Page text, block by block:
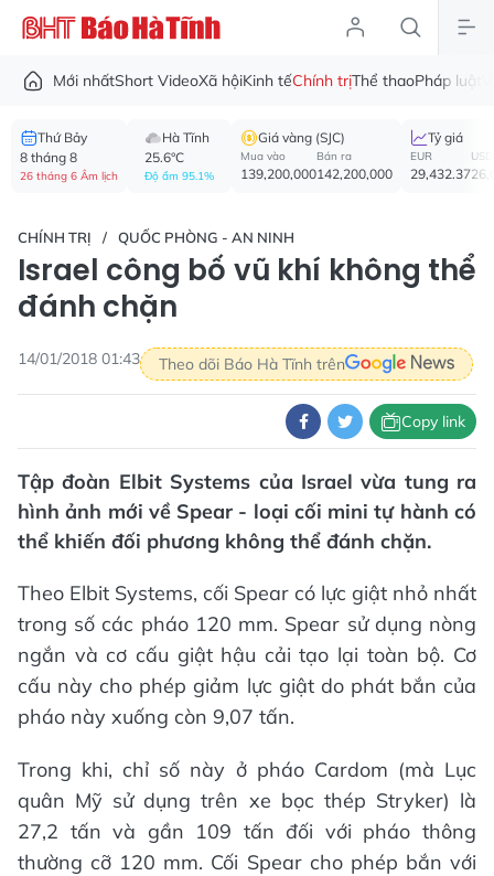
Mới nhấtShort VideoXã hộiKinh tếChính trịThể thaoPháp luật
Thứ Bảy
8 tháng 8
26 tháng 6 Âm lịch
Hà Tĩnh
25.6°C
Độ ẩm 95.1%
Giá vàng (SJC)
Mua vào
139,200,000
Bán ra
142,200,000
Tỷ giá
EUR
29,432.37
USD
CHÍNH TRỊ QUỐC PHÒNG - AN NINH
Israel công bố vũ khí không thể
đánh chặn
14/01/2018 01:43 Theo dõi Báo Hà Tĩnh trên
Copy link
Tập đoàn Elbit Systems của Israel vừa tung ra
hình ảnh mới về Spear - loại cối mini tự hành có
thể khiến đối phương không thể đánh chặn.
Theo Elbit Systems, cối Spear có lực giật nhỏ nhất
trong số các pháo 120 mm. Spear sử dụng nòng
ngắn và cơ cấu giật hậu cải tạo lại toàn bộ. Cơ
cấu này cho phép giảm lực giật do phát bắn của
pháo này xuống còn 9,07 tấn.
Trong khi, chỉ số này ở pháo Cardom (mà Lục
quân Mỹ sử dụng trên xe bọc thép Stryker) là
27,2 tấn và gần 109 tấn đối với pháo thông
thường cỡ 120 mm. Cối Spear cho phép bắn với